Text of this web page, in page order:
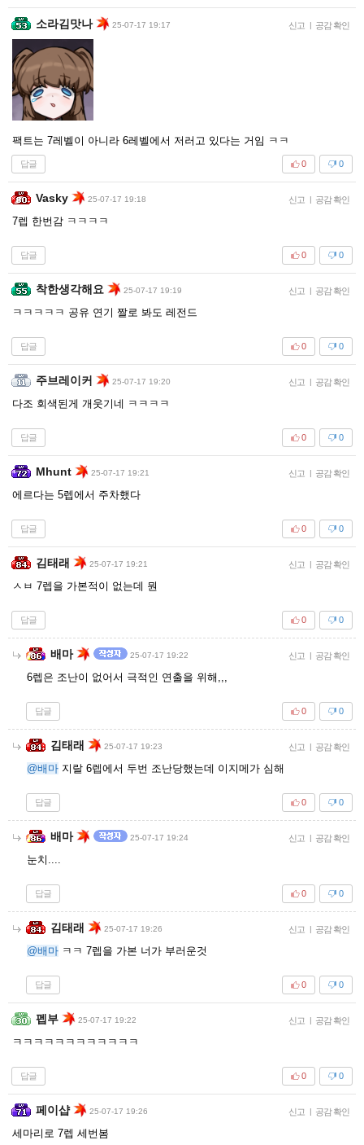
소라김맛나 25-07-17 19:17 신고 | 공감 확인
팩트는 7레벨이 아니라 6레벨에서 저러고 있다는 거임 ㅋㅋ
답글 0
0
Vasky 25-07-17 19:18 신고 | 공감 확인
7렙 한번감 ㅋㅋㅋㅋ
답글 0
0
착한생각해요 25-07-17 19:19 신고 | 공감 확인
ㅋㅋㅋㅋㅋ 공유 연기 짤로 봐도 레전드
답글 0
0
주브레이커 25-07-17 19:20 신고 | 공감 확인
다조 회색된게 개웃기네 ㅋㅋㅋㅋ
답글 0
0
Mhunt 25-07-17 19:21 신고 | 공감 확인
에르다는 5렙에서 주차했다
답글 0
0
김태래 25-07-17 19:21 신고 | 공감 확인
ㅅㅂ 7렙을 가본적이 없는데 뭔
답글 0
0
배마 25-07-17 19:22 신고 | 공감 확인
6렙은 조난이 없어서 극적인 연출을 위해,,,
답글 0
0
김태래 25-07-17 19:23 신고 | 공감 확인
@배마 지랄 6렙에서 두번 조난당했는데 이지메가 심해
답글 0
0
배마 25-07-17 19:24 신고 | 공감 확인
눈치....
답글 0
0
김태래 25-07-17 19:26 신고 | 공감 확인
@배마 ㅋㅋ 7렙을 가본 너가 부러운것
답글 0
0
펩부 25-07-17 19:22 신고 | 공감 확인
ㅋㅋㅋㅋㅋㅋㅋㅋㅋㅋㅋㅋ
답글 0
0
페이샵 25-07-17 19:26 신고 | 공감 확인
세마리로 7렙 세번봄